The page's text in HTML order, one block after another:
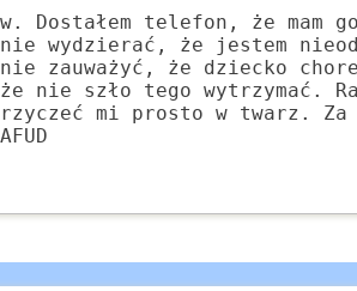
Dostałem telefon, że mam
wydzierać, że jestem
zauważyć, że dziecko
nie szło tego wytrzymać.
mi prosto w twarz. Za